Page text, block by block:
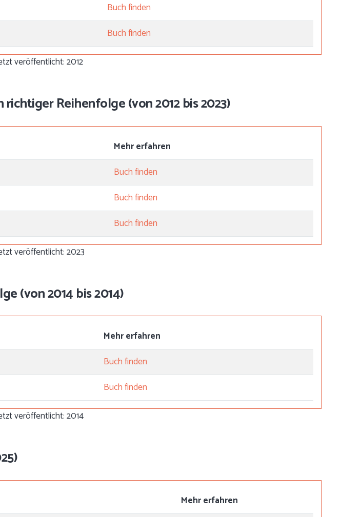
Buch finden
Buch finden
veröffentlicht: 2012
Reihenfolge (von 2012 bis 2023)
Mehr erfahren
Buch finden
Buch finden
Buch finden
veröffentlicht: 2023
(von 2014 bis 2014)
Mehr erfahren
Buch finden
Buch finden
veröffentlicht: 2014
Mehr erfahren